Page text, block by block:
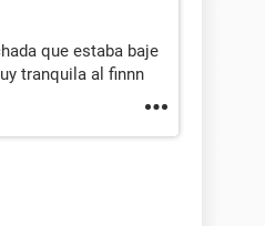
que estaba baje
tranquila al finnn